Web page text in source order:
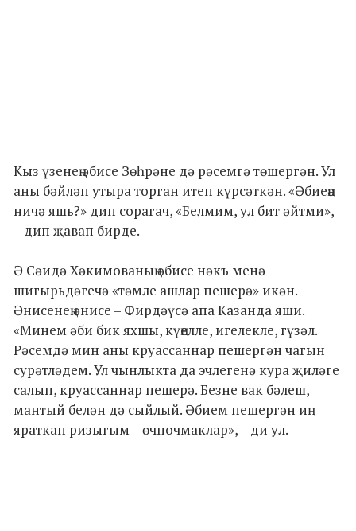
Кыз үзенең әбисе Зөһрәне дә рәсемгә төшергән. Ул
аны бәйләп утыра торган итеп күрсәткән. «Әбиеңә
ничә яшь?» дип сорагач, «Белмим, ул бит әйтми»,
– дип җавап бирде.
Ә Сәидә Хәкимованың әбисе нәкъ менә
шигырьдәгечә «тәмле ашлар пешерә» икән.
Әнисенең әнисе – Фирдәүсә апа Казанда яши.
«Минем әби бик яхшы, күңелле, игелекле, гүзәл.
Рәсемдә мин аны круассаннар пешергән чагын
сурәтләдем. Ул чынлыкта да эчлегенә кура җиләге
салып, круассаннар пешерә. Безне вак бәлеш,
мантый белән дә сыйлый. Әбием пешергән иң
яраткан ризыгым – өчпочмаклар», – ди ул.